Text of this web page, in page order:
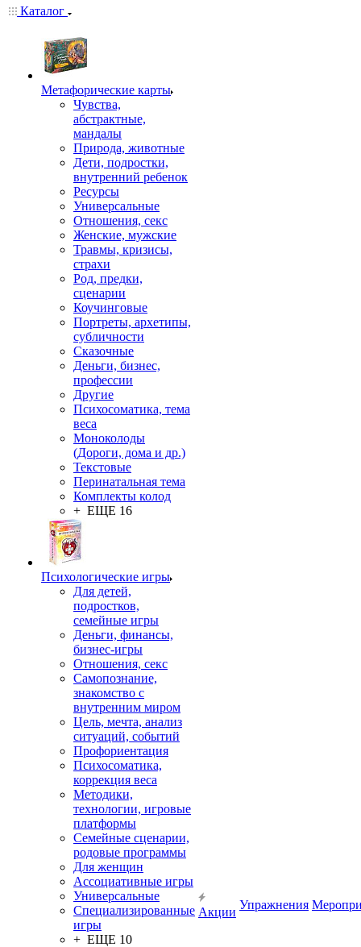
Каталог
Mетафорические карты
Чувства,
абстрактные,
мандалы
Природа, животные
Дети, подростки,
внутренний ребенок
Ресурсы
Универсальные
Отношения, секс
Женские, мужские
Травмы, кризисы,
страхи
Род, предки,
сценарии
Коучинговые
Портреты, архетипы,
субличности
Сказочные
Деньги, бизнес,
профессии
Другие
Психосоматика, тема
веса
Моноколоды
(Дороги, дома и др.)
Текстовые
Перинатальная тема
Комплекты колод
+ ЕЩЕ 16
Психологические игры
Для детей,
подростков,
семейные игры
Деньги, финансы,
бизнес-игры
Отношения, секс
Самопознание,
знакомство с
внутренним миром
Цель, мечта, анализ
ситуаций, событий
Профориентация
Психосоматика,
коррекция веса
Методики,
технологии, игровые
платформы
Семейные сценарии,
родовые программы
Для женщин
Ассоциативные игры
Универсальные
Специализированные
игры
+ ЕЩЕ 10
Акции
Упражнения